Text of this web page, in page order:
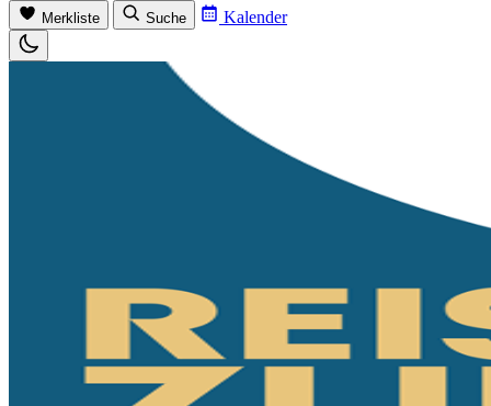
Merkliste Suche Kalender